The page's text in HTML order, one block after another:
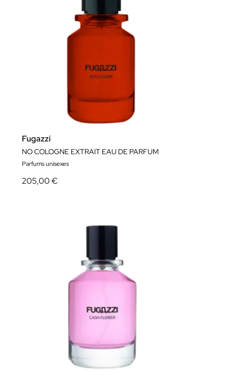
Fugazzi
NO COLOGNE EXTRAIT EAU DE PARFUM
Parfums unisexes
205,00 €